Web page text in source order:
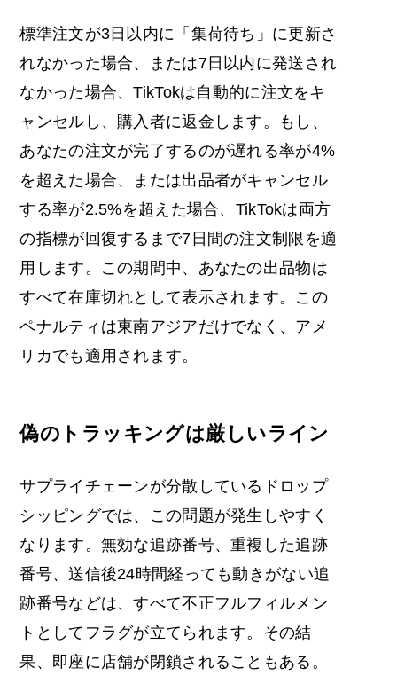
標準注文が3日以内に「集荷待ち」に更新さ
れなかった場合、または7日以内に発送され
なかった場合、TikTokは自動的に注文をキ
ャンセルし、購入者に返金します。もし、
あなたの注文が完了するのが遅れる率が4%
を超えた場合、または出品者がキャンセル
する率が2.5%を超えた場合、TikTokは両方
の指標が回復するまで7日間の注文制限を適
用します。この期間中、あなたの出品物は
すべて在庫切れとして表示されます。この
ペナルティは東南アジアだけでなく、アメ
リカでも適用されます。
偽のトラッキングは厳しいライン
サプライチェーンが分散しているドロップ
シッピングでは、この問題が発生しやすく
なります。無効な追跡番号、重複した追跡
番号、送信後24時間経っても動きがない追
跡番号などは、すべて不正フルフィルメン
トとしてフラグが立てられます。その結
果、即座に店舗が閉鎖されることもある。